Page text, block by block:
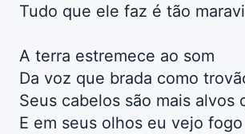
Tudo que ele faz é tão
A terra estremece ao som
Da voz que brada como
Seus cabelos são mais alvos
E em seus olhos eu vejo fogo